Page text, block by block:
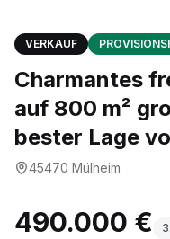
VERKAUF
Charmantes
auf 800 m²
bester Lage
45470 Mülheim
490.000 €